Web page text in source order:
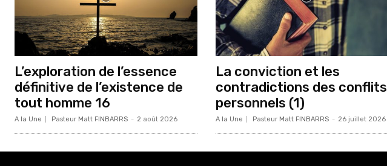
L’exploration de l’essence
définitive de l’existence de
tout homme 16
A la Une Pasteur Matt FINBARRS - 2 août 2026
La conviction et les
contradictions des conflits
personnels (1)
A la Une Pasteur Matt FINBARRS - 26 juillet 2026